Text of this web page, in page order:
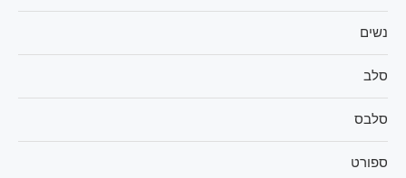
נשים
סלב
סלבס
ספורט